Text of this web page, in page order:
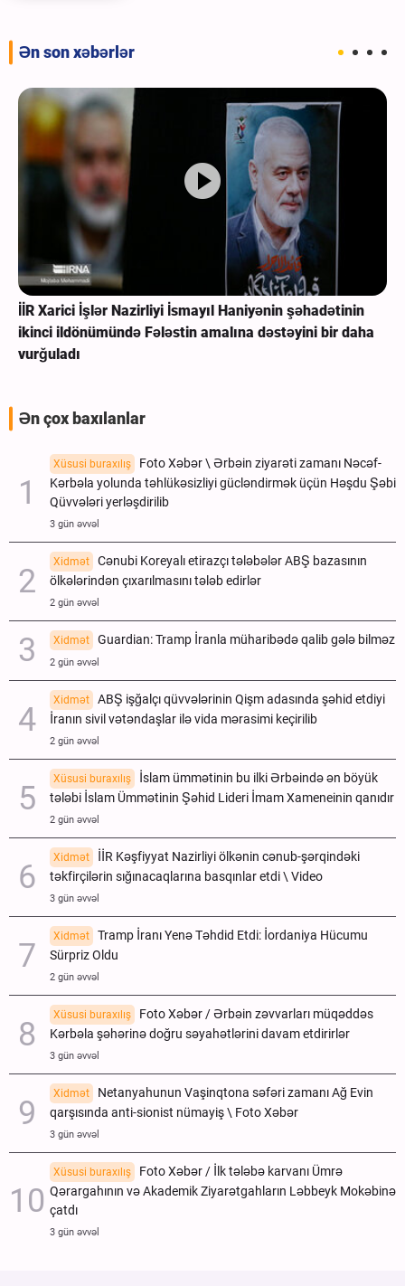
Ən son xəbərlər
İİR Xarici İşlər Nazirliyi İsmayıl Haniyənin şəhadətinin
ikinci ildönümündə Fələstin amalına dəstəyini bir daha
vurğuladı
Ən çox baxılanlar
Xüsusi buraxılış
Foto Xəbər \ Ərbəin ziyarəti zamanı Nəcəf-
Kərbəla yolunda təhlükəsizliyi gücləndirmək üçün Həşdu Şəbi
Qüvvələri yerləşdirilib
3 gün əvvəl
Xidmət
Cənubi Koreyalı etirazçı tələbələr ABŞ bazasının
ölkələrindən çıxarılmasını tələb edirlər
2 gün əvvəl
Xidmət Guardian: Tramp İranla müharibədə qalib gələ bilməz
2 gün əvvəl
Xidmət
ABŞ işğalçı qüvvələrinin Qişm adasında şəhid etdiyi
İranın sivil vətəndaşlar ilə vida mərasimi keçirilib
2 gün əvvəl
Xüsusi buraxılış
İslam ümmətinin bu ilki Ərbəində ən böyük
tələbi İslam Ümmətinin Şəhid Lideri İmam Xameneinin qanıdır
2 gün əvvəl
Xidmət
İİR Kəşfiyyat Nazirliyi ölkənin cənub-şərqindəki
təkfirçilərin sığınacaqlarına basqınlar etdi \ Video
3 gün əvvəl
Xidmət
Tramp İranı Yenə Təhdid Etdi: İordaniya Hücumu
Sürpriz Oldu
2 gün əvvəl
Xüsusi buraxılış
Foto Xəbər / Ərbəin zəvvarları müqəddəs
Kərbəla şəhərinə doğru səyahətlərini davam etdirirlər
3 gün əvvəl
Xidmət
Netanyahunun Vaşinqtona səfəri zamanı Ağ Evin
qarşısında anti-sionist nümayiş \ Foto Xəbər
3 gün əvvəl
Xüsusi buraxılış
Foto Xəbər / İlk tələbə karvanı Ümrə
Qərargahının və Akademik Ziyarətgahların Ləbbeyk Mokəbinə
çatdı
3 gün əvvəl